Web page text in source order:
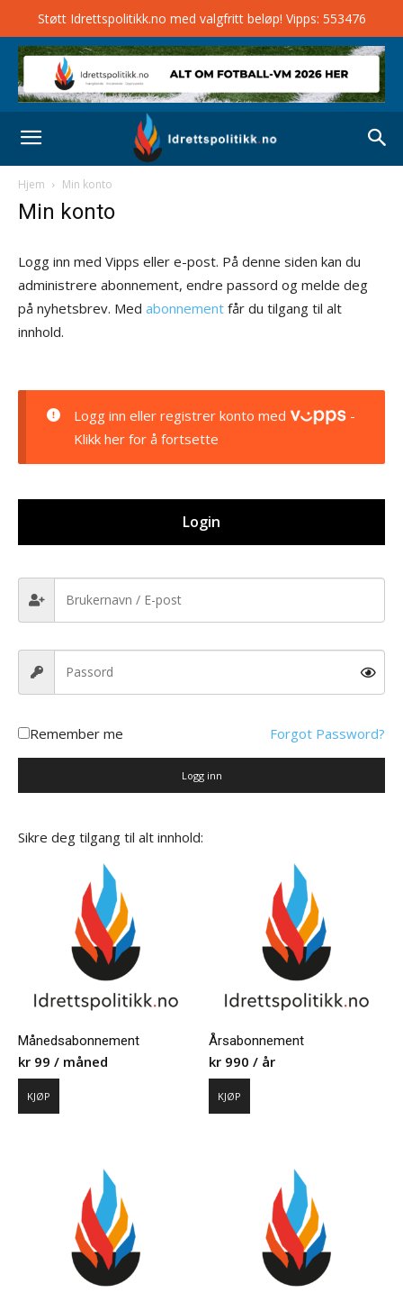
Støtt Idrettspolitikk.no med valgfritt beløp! Vipps: 553476
Hjem Min konto
Min konto
Logg inn med Vipps eller e-post. På denne siden kan du
administrere abonnement, endre passord og melde deg
på nyhetsbrev. Med abonnement får du tilgang til alt
innhold.
Logg inn eller registrer konto med
-
Klikk her for å fortsette
Login
Remember me Forgot Password?
Logg inn
Sikre deg tilgang til alt innhold:
Månedsabonnement
kr 99 / måned
KJØP
Årsabonnement
kr 990 / år
KJØP